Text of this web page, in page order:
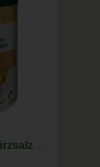
Pommes Gewürzsalz Streudose